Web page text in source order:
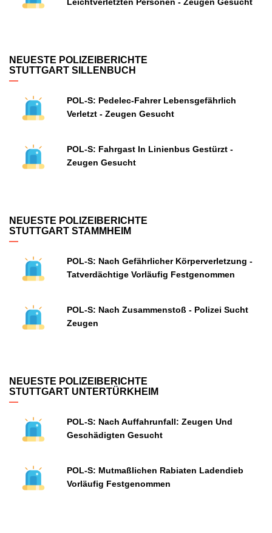
NEUESTE POLIZEIBERICHTE
STUTTGART SILLENBUCH
POL-S: Pedelec-Fahrer Lebensgefährlich
Verletzt - Zeugen Gesucht
POL-S: Fahrgast In Linienbus Gestürzt -
Zeugen Gesucht
NEUESTE POLIZEIBERICHTE
STUTTGART STAMMHEIM
POL-S: Nach Gefährlicher Körperverletzung -
Tatverdächtige Vorläufig Festgenommen
POL-S: Nach Zusammenstoß - Polizei Sucht
Zeugen
NEUESTE POLIZEIBERICHTE
STUTTGART UNTERTÜRKHEIM
POL-S: Nach Auffahrunfall: Zeugen Und
Geschädigten Gesucht
POL-S: Mutmaßlichen Rabiaten Ladendieb
Vorläufig Festgenommen